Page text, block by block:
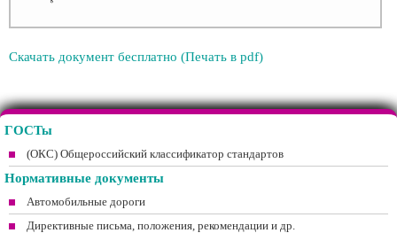
Скачать документ бесплатно (Печать в pdf)
ГОСТы
(ОКС) Общероссийский классификатор стандартов
Нормативные документы
Автомобильные дороги
Директивные письма, положения, рекомендации и др.